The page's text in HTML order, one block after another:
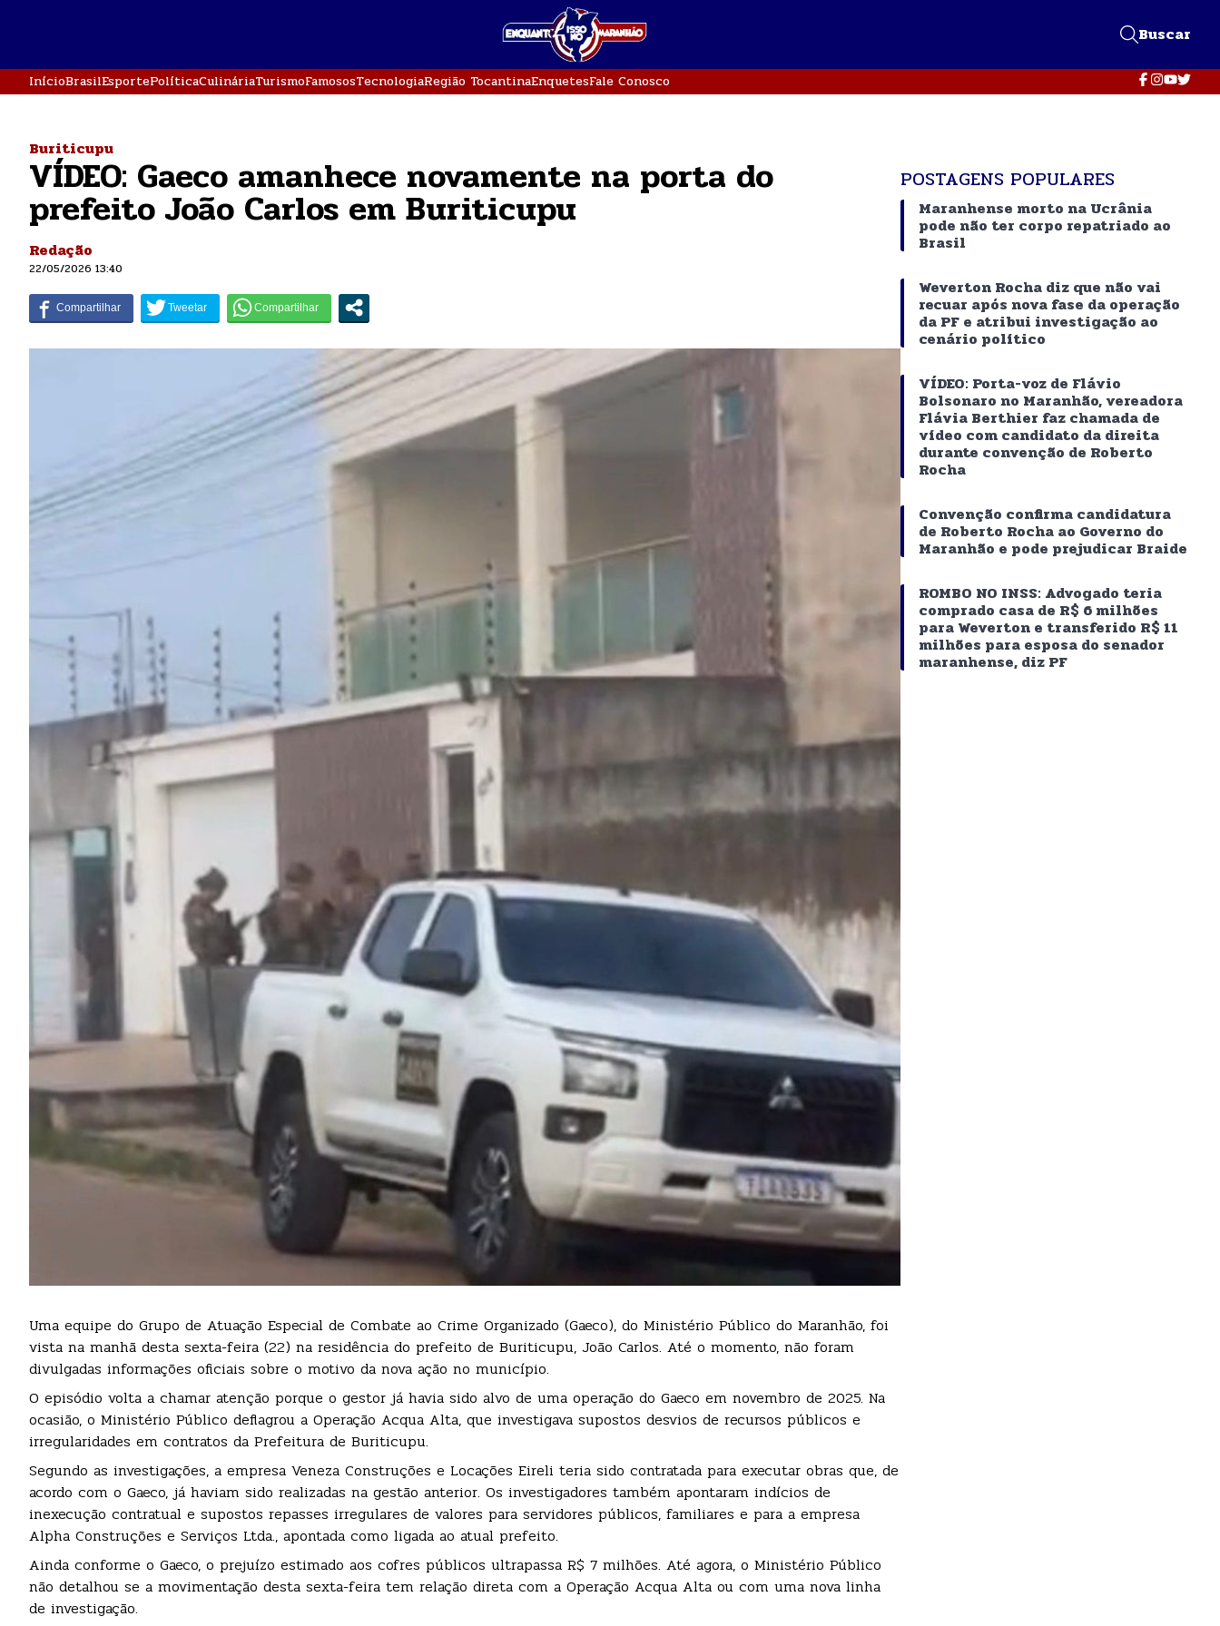
Buscar
InícioBrasilEsportePolíticaCulináriaTurismoFamososTecnologiaRegião TocantinaEnquetesFale Conosco
Buriticupu
VÍDEO: Gaeco amanhece novamente na porta do
prefeito João Carlos em Buriticupu
Redação
22/05/2026 13:40
Uma equipe do Grupo de Atuação Especial de Combate ao Crime Organizado (Gaeco), do Ministério Público do Maranhão, foi
vista na manhã desta sexta-feira (22) na residência do prefeito de Buriticupu, João Carlos. Até o momento, não foram
divulgadas informações oficiais sobre o motivo da nova ação no município.
O episódio volta a chamar atenção porque o gestor já havia sido alvo de uma operação do Gaeco em novembro de 2025. Na
ocasião, o Ministério Público deflagrou a Operação Acqua Alta, que investigava supostos desvios de recursos públicos e
irregularidades em contratos da Prefeitura de Buriticupu.
Segundo as investigações, a empresa Veneza Construções e Locações Eireli teria sido contratada para executar obras que, de
acordo com o Gaeco, já haviam sido realizadas na gestão anterior. Os investigadores também apontaram indícios de
inexecução contratual e supostos repasses irregulares de valores para servidores públicos, familiares e para a empresa
Alpha Construções e Serviços Ltda., apontada como ligada ao atual prefeito.
Ainda conforme o Gaeco, o prejuízo estimado aos cofres públicos ultrapassa R$ 7 milhões. Até agora, o Ministério Público
não detalhou se a movimentação desta sexta-feira tem relação direta com a Operação Acqua Alta ou com uma nova linha
de investigação.
POSTAGENS POPULARES
Maranhense morto na Ucrânia
pode não ter corpo repatriado ao
Brasil
Weverton Rocha diz que não vai
recuar após nova fase da operação
da PF e atribui investigação ao
cenário político
VÍDEO: Porta-voz de Flávio
Bolsonaro no Maranhão, vereadora
Flávia Berthier faz chamada de
vídeo com candidato da direita
durante convenção de Roberto
Rocha
Convenção confirma candidatura
de Roberto Rocha ao Governo do
Maranhão e pode prejudicar Braide
ROMBO NO INSS: Advogado teria
comprado casa de R$ 6 milhões
para Weverton e transferido R$ 11
milhões para esposa do senador
maranhense, diz PF